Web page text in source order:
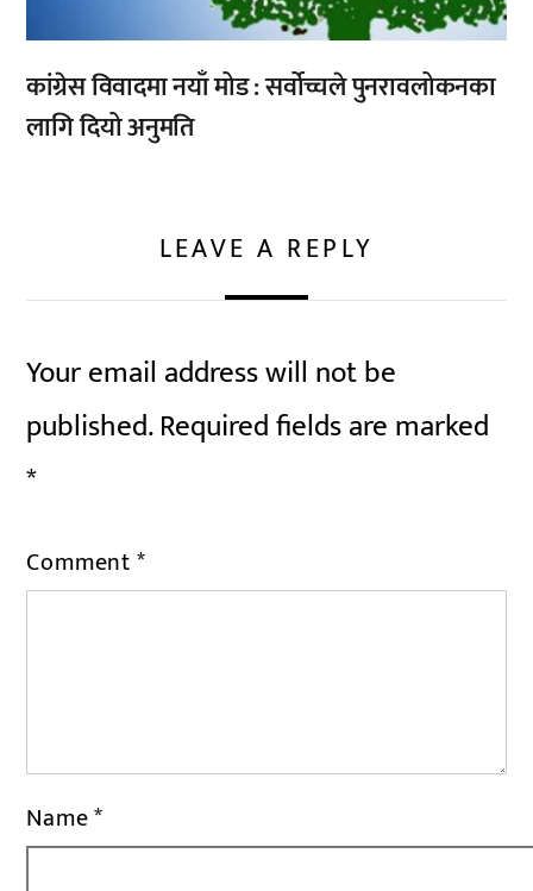
कांग्रेस विवादमा नयाँ मोड : सर्वोच्चले पुनरावलोकनका
लागि दियो अनुमति
LEAVE A REPLY
Your email address will not be
published.Required fields are marked
*
Comment*
Name*